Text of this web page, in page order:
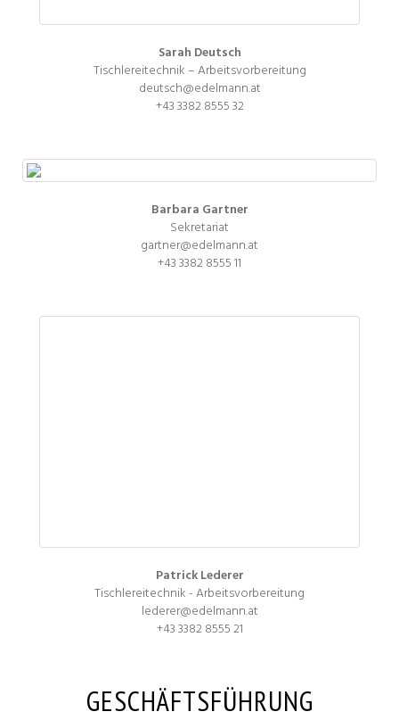
Sarah Deutsch
Tischlereitechnik – Arbeitsvorbereitung
deutsch@edelmann.at
+43 3382 8555 32
Barbara Gartner
Sekretariat
gartner@edelmann.at
+43 3382 8555 11
Patrick Lederer
Tischlereitechnik - Arbeitsvorbereitung
lederer@edelmann.at
+43 3382 8555 21
GESCHÄFTSFÜHRUNG